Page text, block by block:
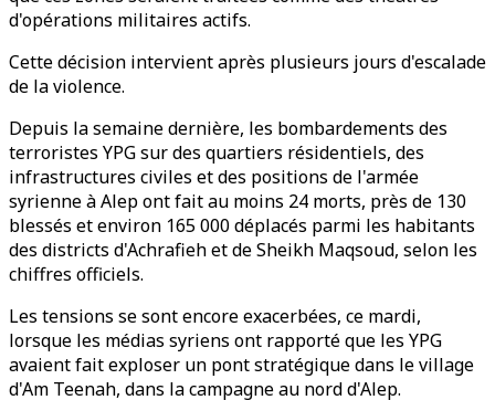
d'opérations militaires actifs.
Cette décision intervient après plusieurs jours d'escalade
de la violence.
Depuis la semaine dernière, les bombardements des
terroristes YPG sur des quartiers résidentiels, des
infrastructures civiles et des positions de l'armée
syrienne à Alep ont fait au moins 24 morts, près de 130
blessés et environ 165 000 déplacés parmi les habitants
des districts d'Achrafieh et de Sheikh Maqsoud, selon les
chiffres officiels.
Les tensions se sont encore exacerbées, ce mardi,
lorsque les médias syriens ont rapporté que les YPG
avaient fait exploser un pont stratégique dans le village
d'Am Teenah, dans la campagne au nord d'Alep.